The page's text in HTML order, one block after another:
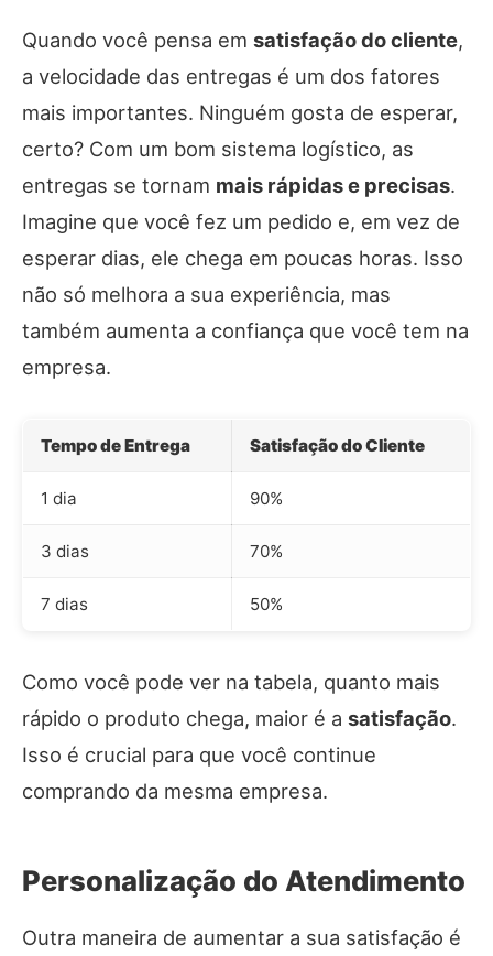
Quando você pensa em satisfação do cliente,
a velocidade das entregas é um dos fatores
mais importantes. Ninguém gosta de esperar,
certo? Com um bom sistema logístico, as
entregas se tornam mais rápidas e precisas.
Imagine que você fez um pedido e, em vez de
esperar dias, ele chega em poucas horas. Isso
não só melhora a sua experiência, mas
também aumenta a confiança que você tem na
empresa.
Tempo de Entrega Satisfação do Cliente
1 dia 90%
3 dias 70%
7 dias 50%
Como você pode ver na tabela, quanto mais
rápido o produto chega, maior é a satisfação.
Isso é crucial para que você continue
comprando da mesma empresa.
Personalização do Atendimento
Outra maneira de aumentar a sua satisfação é